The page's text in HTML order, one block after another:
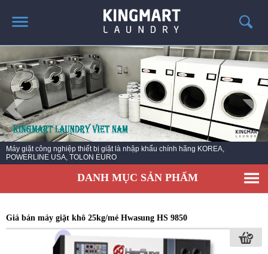
TRANG CHỦ
GIỚI THIỆU
SẢN PHẨM
TIN TỨC GIẶT LÀ
CÔNG TRÌNH TRIỂN KHAI
LIÊN HỆ
Lắp dây chuyền giặt bệnh viện, nhà máy, trường học, khách sạn, khu nghỉ
dưỡng resoft, quân đội..
DANH MỤC SẢN PHẨM
Giá bán máy giặt khô 25kg/mẻ Hwasung HS 9850